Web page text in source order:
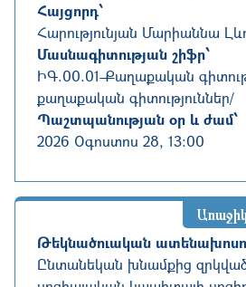
Հայցորդ՝
Հարությունյան Մարիաննա
Մասնագիտության շիֆր՝
ԻԳ.00.01-Քաղաքական
քաղաքական գիտություններ/
Պաշտպանության օր և ժամ՝
2026 Օգոստոս 28, 13:00
Թեկնածուական
Ընտանեկան խնամքից